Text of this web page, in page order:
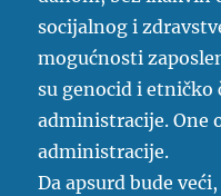
socijalnog i
mogućnosti
su genocid i etničko
administracije. One
administracije.
Da apsurd bude